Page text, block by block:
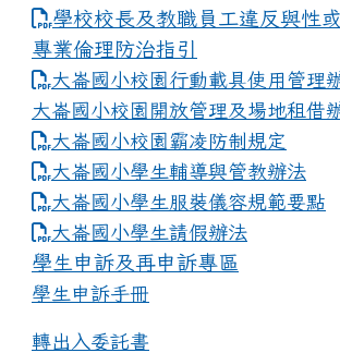
學校校長及教職員工違反與性
專業倫理防治指引
大崙國小校園行動載具使用管理
大崙國小校園開放管理及場地租借
大崙國小校園霸凌防制規定
大崙國小學生輔導與管教辦法
大崙國小學生服裝儀容規範要點
link to https://
大崙國小學生請假辦法
學生申訴及再申訴專區
學生申訴手冊
轉出入委託書